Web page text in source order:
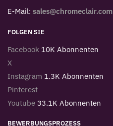
E-Mail: sales@chromeclair.com
FOLGEN SIE
Facebook 10K Abonnenten
X
Instagram 1.3K Abonnenten
Pinterest
Youtube 33.1K Abonnenten
BEWERBUNGSPROZESS